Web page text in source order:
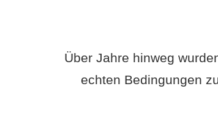
Über Jahre hinweg
echten Bedingungen